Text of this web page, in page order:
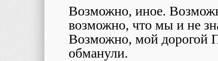
Возможно, иное.
возможно, что мы и не
Возможно, мой дорогой
обманули.